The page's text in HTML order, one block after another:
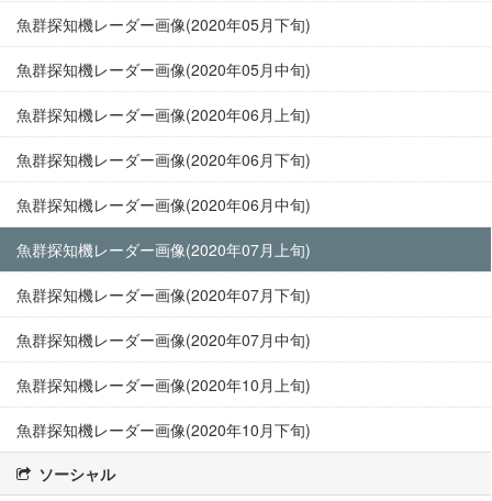
魚群探知機レーダー画像(2020年05月下旬)
魚群探知機レーダー画像(2020年05月中旬)
魚群探知機レーダー画像(2020年06月上旬)
魚群探知機レーダー画像(2020年06月下旬)
魚群探知機レーダー画像(2020年06月中旬)
魚群探知機レーダー画像(2020年07月上旬)
魚群探知機レーダー画像(2020年07月下旬)
魚群探知機レーダー画像(2020年07月中旬)
魚群探知機レーダー画像(2020年10月上旬)
魚群探知機レーダー画像(2020年10月下旬)
ソーシャル